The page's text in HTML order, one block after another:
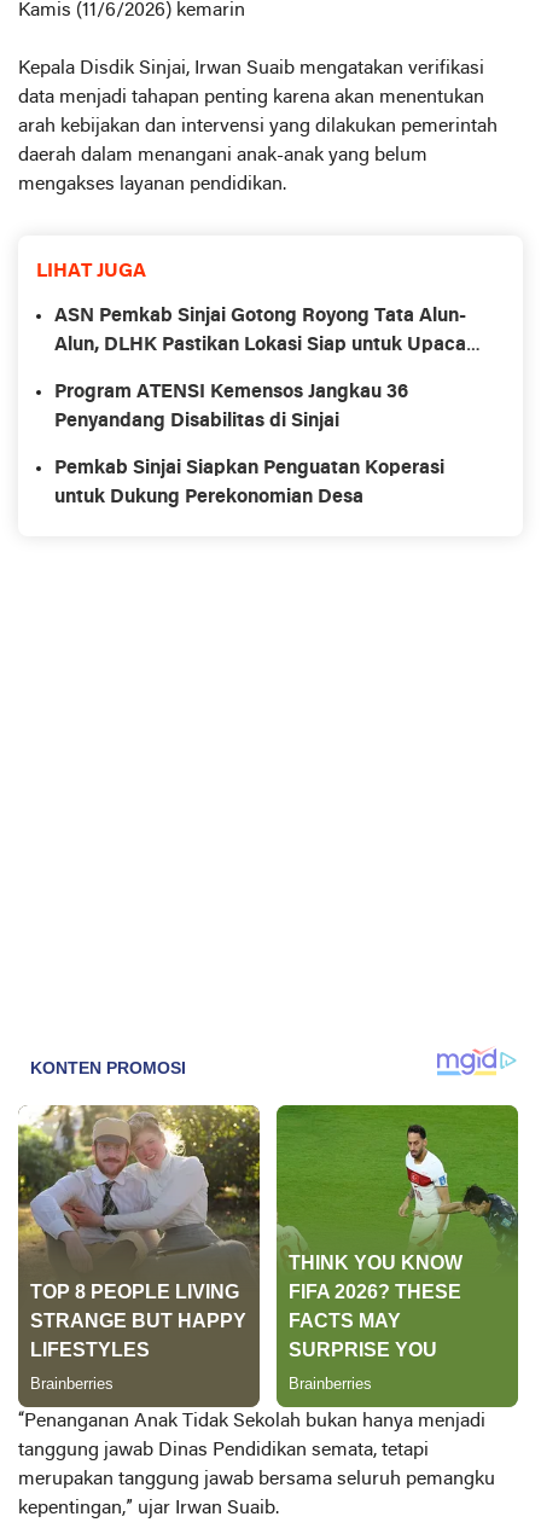
Kamis (11/6/2026) kemarin
Kepala Disdik Sinjai, Irwan Suaib mengatakan verifikasi
data menjadi tahapan penting karena akan menentukan
arah kebijakan dan intervensi yang dilakukan pemerintah
daerah dalam menangani anak-anak yang belum
mengakses layanan pendidikan.
LIHAT JUGA
ASN Pemkab Sinjai Gotong Royong Tata Alun-
Alun, DLHK Pastikan Lokasi Siap untuk Upacara
Program ATENSI Kemensos Jangkau 36
Penyandang Disabilitas di Sinjai
Pemkab Sinjai Siapkan Penguatan Koperasi
untuk Dukung Perekonomian Desa
“Penanganan Anak Tidak Sekolah bukan hanya menjadi
tanggung jawab Dinas Pendidikan semata, tetapi
merupakan tanggung jawab bersama seluruh pemangku
kepentingan,” ujar Irwan Suaib.